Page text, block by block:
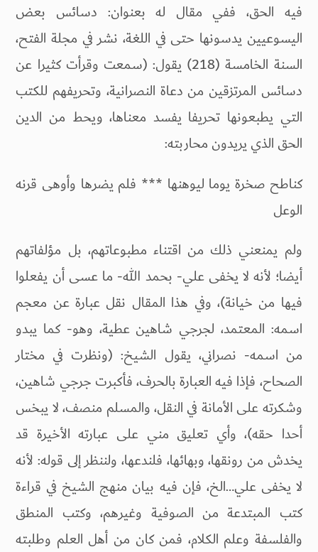
فيه الحق، ففي مقال له بعنوان: دسائس بعض
اليسوعيين يدسونها حتى في اللغة، نشر في مجلة الفتح،
السنة الخامسة (218) يقول: (سمعت وقرأت كثيرا عن
دسائس المرتزقين من دعاة النصرانية، وتحريفهم للكتب
التي يطبعونها تحريفا يفسد معناها، ويحط من الدين
الحق الذي يريدون محاربته:
كناطح صخرة يوما ليوهنها *** فلم يضرها وأوهى قرنه
الوعل
ولم يمنعني ذلك من اقتناء مطبوعاتهم، بل مؤلفاتهم
أيضا؛ لأنه لا يخفى علي- بحمد الله- ما عسى أن يفعلوا
فيها من خيانة)، وفي هذا المقال نقل عبارة عن معجم
اسمه: المعتمد، لجرجي شاهين عطية، وهو- كما يبدو
من اسمه- نصراني، يقول الشيخ: (ونظرت في مختار
الصحاح، فإذا فيه العبارة بالحرف، فأكبرت جرجي شاهين،
وشكرته على الأمانة في النقل، والمسلم منصف، لا يبخس
أحدا حقه)، وأي تعليق مني على عبارته الأخيرة قد
يخدش من رونقها، وبهائها، فلندعها، ولننظر إلى قوله: لأنه
لا يخفى علي…الخ، فإن فيه بيان منهج الشيخ في قراءة
كتب المبتدعة من الصوفية وغيرهم، وكتب المنطق
والفلسفة وعلم الكلام، فمن كان من أهل العلم وطلبته